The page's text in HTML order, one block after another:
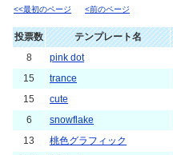
<<最初のページ <前のページ
投票数 テンプレート名
8
pink dot
15
trance
15
cute
6
snowflake
13
桃色グラフィック